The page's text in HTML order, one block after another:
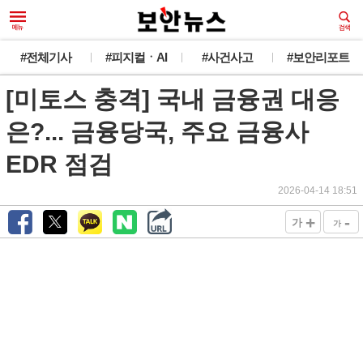
#전체기사 #피지컬ㆍAI #사건사고 #보안리포트
[미토스 충격] 국내 금융권 대응
은?... 금융당국, 주요 금융사
EDR 점검
2026-04-14 18:51
가 + 가 -